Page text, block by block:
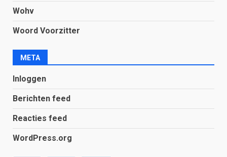
Wohv
Woord Voorzitter
META
Inloggen
Berichten feed
Reacties feed
WordPress.org